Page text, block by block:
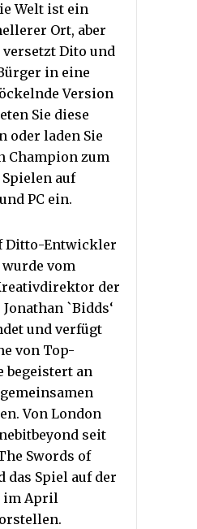
Welt ist ein
Ort, aber
versetzt Dito und
in eine
Version
Sie diese
oder laden Sie
Champion zum
auf
PC ein.
Ditto-Entwickler
vom
der
`Bidds‘
und verfügt
von Top-
begeistert an
Von London
seit
Swords of
das Spiel auf der
im April